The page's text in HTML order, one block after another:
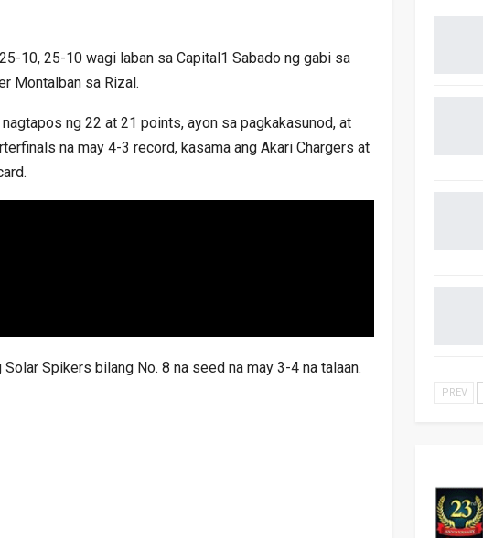
10, 25-10 wagi laban sa Capital1 Sabado ng gabi sa
Montalban sa Rizal.
ng 22 at 21 points, ayon sa pagkakasunod, at
na may 4-3 record, kasama ang Akari Chargers at
Spikers bilang No. 8 na seed na may 3-4 na talaan.
PREV